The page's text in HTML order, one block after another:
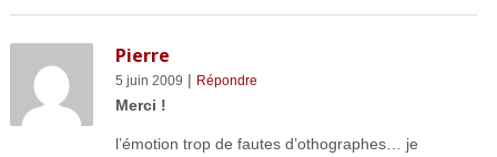
Pierre
5 juin 2009 | Répondre
Merci !
l’émotion trop de fautes d’othographes… je